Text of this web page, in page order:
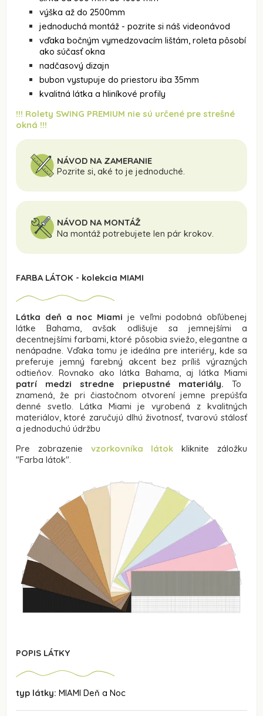
výška až do 2500mm
jednoduchá montáž - pozrite si náš videonávod
vďaka bočným vymedzovacím lištám, roleta pôsobí
ako súčasť okna
nadčasový dizajn
bubon vystupuje do priestoru iba 35mm
kvalitná látka a hliníkové profily
!!! Rolety SWING PREMIUM nie sú určené pre strešné
okná !!!
NÁVOD NA ZAMERANIE
Pozrite si, aké to je jednoduché.
NÁVOD NA MONTÁŽ
Na montáž potrebujete len pár krokov.
FARBA LÁTOK - kolekcia MIAMI
Látka deň a noc Miami je veľmi podobná obľúbenej
látke Bahama, avšak odlišuje sa jemnejšími a
decentnejšími farbami, ktoré pôsobia sviežo, elegantne a
nenápadne. Vďaka tomu je ideálna pre interiéry, kde sa
preferuje jemný farebný akcent bez príliš výrazných
odtieňov. Rovnako ako látka Bahama, aj látka Miami
patrí medzi stredne priepustné materiály. To
znamená, že pri čiastočnom otvorení jemne prepúšťa
denné svetlo. Látka Miami je vyrobená z kvalitných
materiálov, ktoré zaručujú dlhú životnosť, tvarovú stálosť
a jednoduchú údržbu
Pre zobrazenie vzorkovníka látok kliknite záložku
"Farba látok".
POPIS LÁTKY
typ látky: MIAMI Deň a Noc